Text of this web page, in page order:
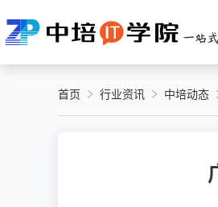
首页 行业资讯 中培动态